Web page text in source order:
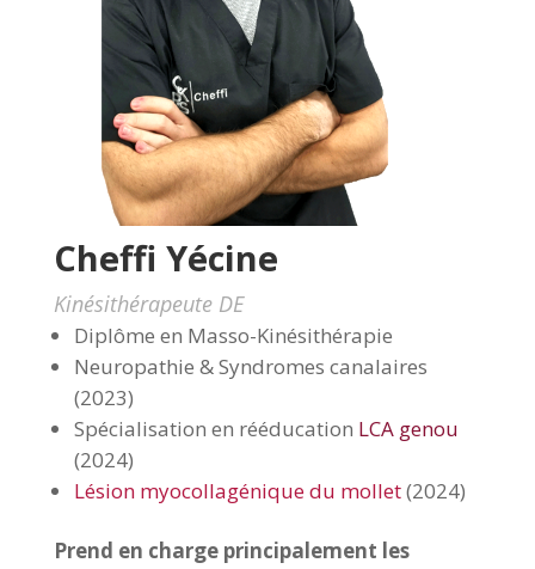
Cheffi Yécine
Kinésithérapeute DE
Diplôme en Masso-Kinésithérapie
Neuropathie & Syndromes canalaires
(2023)
Spécialisation en rééducation LCA genou
(2024)
Lésion myocollagénique du mollet(2024)
Prend en charge principalement les